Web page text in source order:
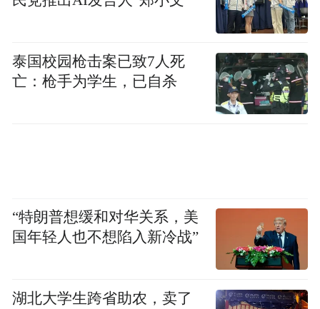
泰国校园枪击案已致7人死
亡：枪手为学生，已自杀
“特朗普想缓和对华关系，美
国年轻人也不想陷入新冷战”
湖北大学生跨省助农，卖了